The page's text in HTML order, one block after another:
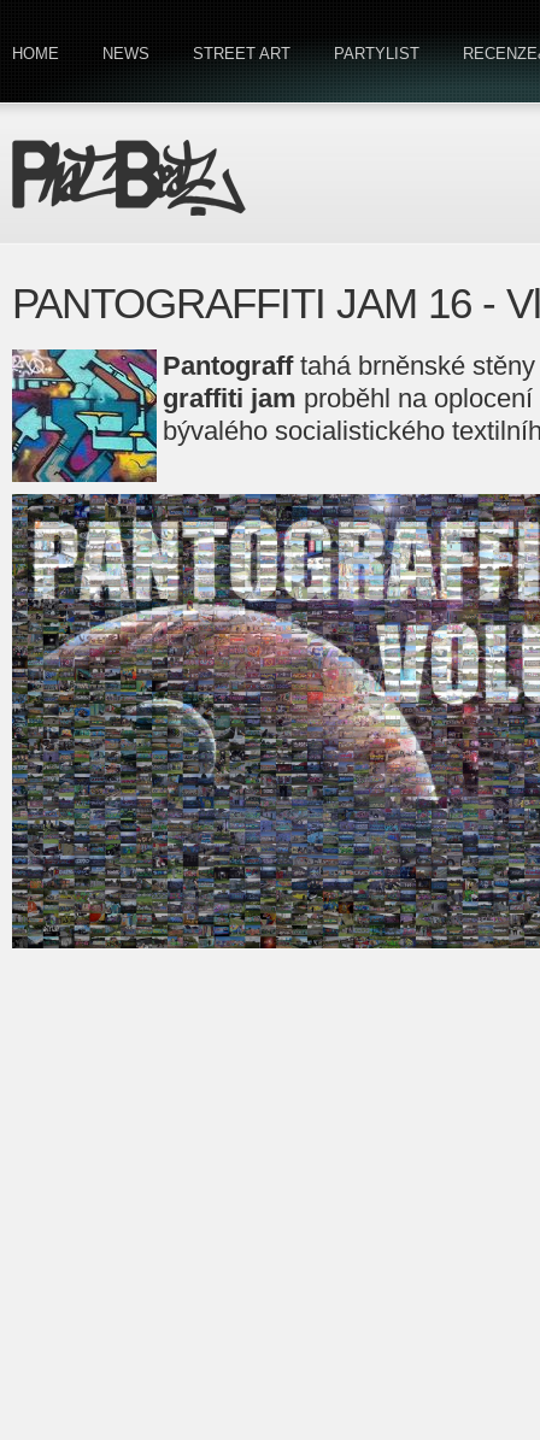
HOME NEWS STREET ART PARTYLIST
PANTOGRAFFITI JAM 16 -
Pantografftahá brněnské
graffiti jam proběhl na
bývalého socialistického